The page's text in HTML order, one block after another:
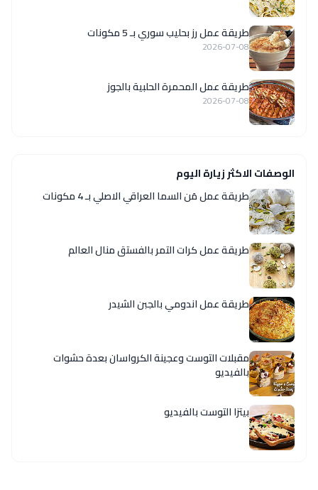
طريقة عمل رز بحليب سوري بـ 5 مكونات
2026-07-08
طريقة عمل المحمرة الحلبية بالجوز
2026-07-08
الوصفات الاكثر زيارة اليوم
طريقة عمل مَن السما العراقي الاصلي بـ 4 مكونات
طريقة عمل كرات التمر بالفستق منال العالم
طريقة عمل اندومي بالجبن الشيدر
مقبلات التوست وعجينة الكرواسان بعدة حشوات
بالفيديو
بيتزا التوست بالفيديو